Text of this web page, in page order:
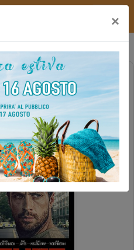
ROVESCIA
PRIMA VISIONE
×